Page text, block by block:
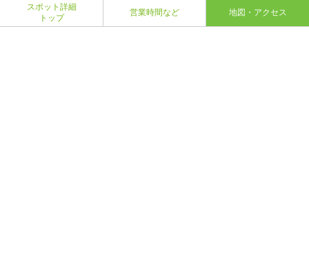
スポット詳細
トップ
営業時間など 地図・アクセス